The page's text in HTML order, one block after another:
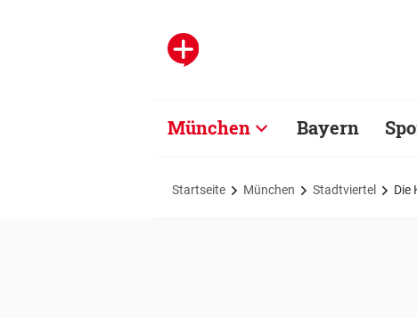
München Bayern
Startseite München Stadtviertel Die